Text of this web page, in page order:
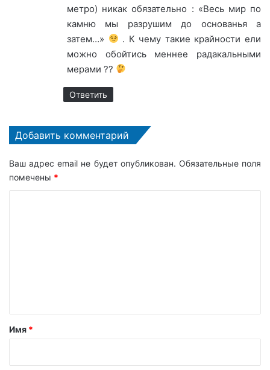
метро) никак обязательно : «Весь мир по
камню мы разрушим до основанья а
затем…»
. К чему такие крайности ели
можно обойтись меннее радакальными
мерами ??
Ответить
Добавить комментарий
Ваш адрес email не будет опубликован. Обязательные поля
помечены *
а
Имя *